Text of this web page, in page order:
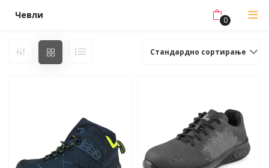
Чевли 0
Стандардно сортирање